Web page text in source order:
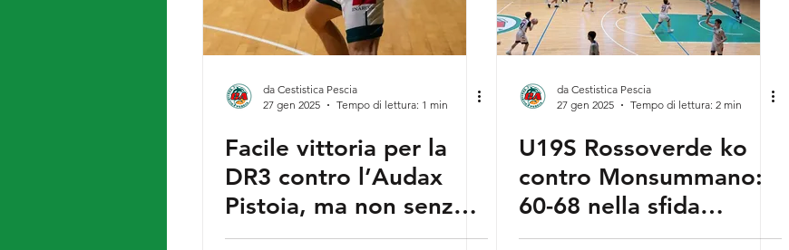
da Cestistica Pescia
27 gen 2025
Tempo di lettura: 1 min
Facile vittoria per la
DR3 contro l’Audax
Pistoia, ma non senza
ombre
da Cestistica Pescia
27 gen 2025
Tempo di lettura: 2 min
U19S Rossoverde ko
contro Monsummano:
60-68 nella sfida
casalinga